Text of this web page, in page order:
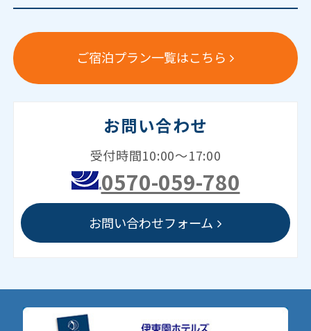
ご宿泊プラン一覧はこちら
お問い合わせ
受付時間10:00～17:00
0570-059-780
お問い合わせフォーム